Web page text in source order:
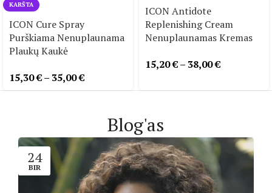
KARŠTA
ICON Cure Spray
Purškiama Nenuplaunama
Plaukų Kaukė
15,30€– 35,00€
ICON Antidote
Replenishing Cream
Nenuplaunamas Kremas
15,20€– 38,00€
Blog'as
24
BIR